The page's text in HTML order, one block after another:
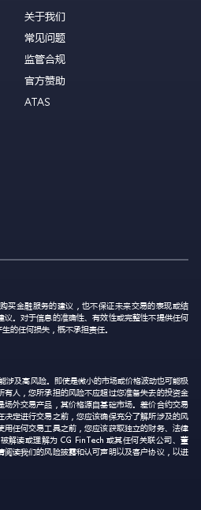
关于我们
常见问题
监管合规
官方赞助
ATAS
买金融服务的建议，也不保证未来交易的表现或结
。对于信息的准确性、有效性或完整性不提供任何
的任何损失，概不承担责任。
涉及高风险。即使是微小的市场或价格波动也可能极
人，您所承担的风险不应超过您准备失去的投资金
外交易产品，其价格源自基础市场。差价合约交易
定进行交易之前，您应该确保充分了解所涉及的风
任何交易工具之前，您应该获取独立的财务、法律
解读或理解为 CG FinTech 或其任何关联公司、董
读我们的风险披露和认可声明以及客户协议，以进